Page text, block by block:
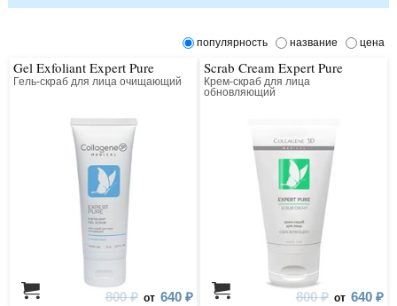
популярность название цена
Gel Exfoliant Expert Pure
Гель-скраб для лица очищающий
800 ₽ от 640 ₽
Scrab Cream Expert Pure
Крем-скраб для лица
обновляющий
800 ₽ от 640 ₽